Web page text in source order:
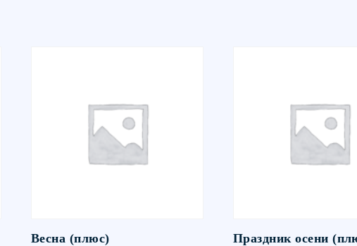
Весна (плюс) Праздник осени